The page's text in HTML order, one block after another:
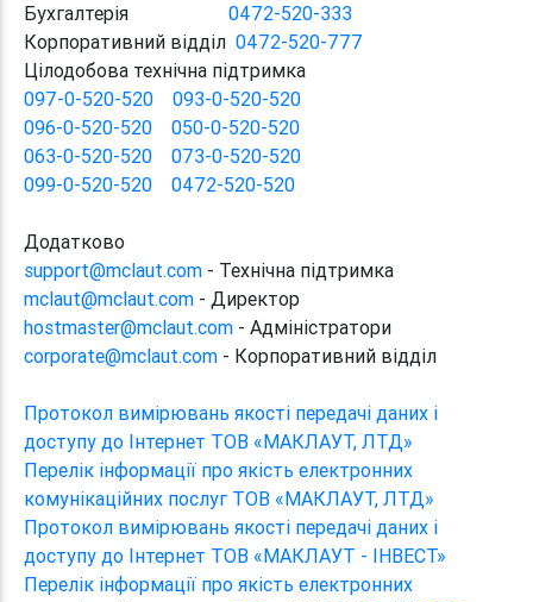
Бухгалтерія 0472-520-333
Корпоративний відділ 0472-520-777
Цілодобова технічна підтримка
097-0-520-520
093-0-520-520
096-0-520-520
050-0-520-520
063-0-520-520
073-0-520-520
099-0-520-520
0472-520-520
Додатково
support@mclaut.com - Технічна підтримка
mclaut@mclaut.com - Директор
hostmaster@mclaut.com - Адміністратори
corporate@mclaut.com - Корпоративний відділ
Протокол вимірювань якості передачі даних і
доступу до Інтернет ТОВ «МАКЛАУТ, ЛТД»
Перелік інформації про якість електронних
комунікаційних послуг ТОВ «МАКЛАУТ, ЛТД»
Протокол вимірювань якості передачі даних і
доступу до Інтернет ТОВ «МАКЛАУТ - ІНВЕСТ»
Перелік інформації про якість електронних